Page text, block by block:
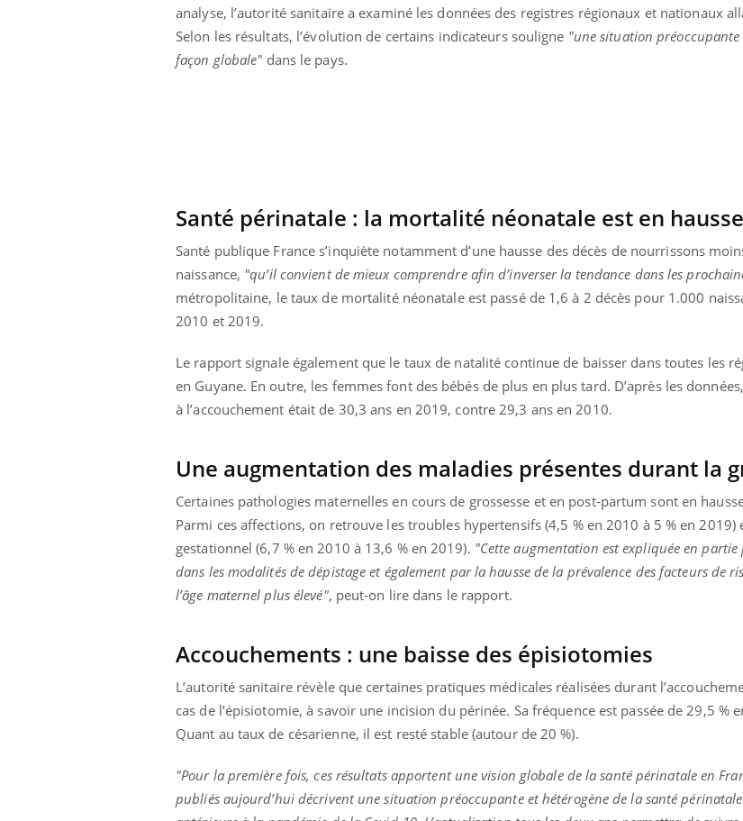
analyse, l’autorité sanitaire a examiné les données des registres régionaux et nationaux
Selon les résultats, l’évolution de certains indicateurs souligne "une situation
façon globale" dans le pays.
Santé périnatale : la mortalité néonatale est en hausse
Santé publique France s’inquiète notamment d’une hausse des décès de nourrissons
naissance, "qu’il convient de mieux comprendre afin d’inverser la tendance dans les
métropolitaine, le taux de mortalité néonatale est passé de 1,6 à 2 décès pour 1.000
2010 et 2019.
Le rapport signale également que le taux de natalité continue de baisser dans toutes les
en Guyane. En outre, les femmes font des bébés de plus en plus tard. D’après les
à l’accouchement était de 30,3 ans en 2019, contre 29,3 ans en 2010.
Une augmentation des maladies présentes durant la
Certaines pathologies maternelles en cours de grossesse et en post-partum sont en
Parmi ces affections, on retrouve les troubles hypertensifs (4,5 % en 2010 à 5 % en 2019)
gestationnel (6,7 % en 2010 à 13,6 % en 2019). "Cette augmentation est expliquée en partie
dans les modalités de dépistage et également par la hausse de la prévalence des facteurs de
l’âge maternel plus élevé", peut-on lire dans le rapport.
Accouchements : une baisse des épisiotomies
L’autorité sanitaire révèle que certaines pratiques médicales réalisées durant
cas de l’épisiotomie, à savoir une incision du périnée. Sa fréquence est passée de 29,5 %
Quant au taux de césarienne, il est resté stable (autour de 20 %).
"Pour la première fois, ces résultats apportent une vision globale de la santé périnatale en
publiés aujourd’hui décrivent une situation préoccupante et hétérogène de la santé
Chikungunya, dengue,
West Nile : que se passe-
t-il dans le sud de la
France ?
La sieste empêche-t-elle
de dormir la nuit ?